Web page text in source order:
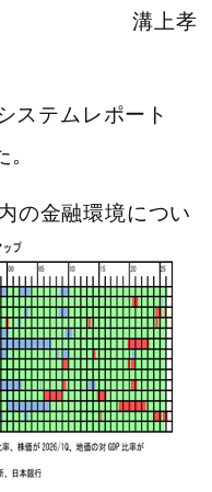
溝上孝
ステムレポート
の金融環境につい